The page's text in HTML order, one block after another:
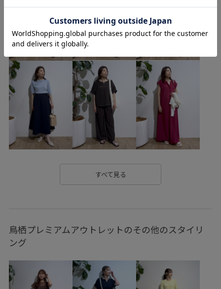
25AWPICgoodssale 25AWRPknitcollection_all
25AWRPouter
25AWRP人気急上昇トップス
25SS20 25ssworklook3 25ssworklook5
2WAYで使える pic0627 picniccoupon RP25AW
RP25SS RP25SSbag&shoes RP25ssgoods
RP25羽織り RPジャンスカインナー
RP秋色トップス SALE雑貨_pickup sanrio
お気に入りアイテム_pickup
なめらか ふんわり アウター
オールインワン_pickup カジュアル カーディガン
キャミソール
ゴールドの金具 シャツ ショルダーバッグ
すべて見る
鳥栖プレミアムアウトレットのその他のスタイリ
ング